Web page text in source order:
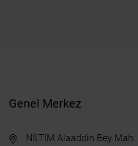
Genel Merkez
NİLTİM Alaaddin Bey Mah.